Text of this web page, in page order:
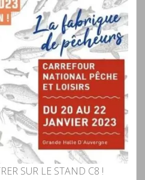
SUR LE STAND C8 !